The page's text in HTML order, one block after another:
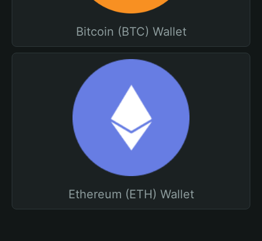
Bitcoin (BTC) Wallet
Ethereum (ETH) Wallet